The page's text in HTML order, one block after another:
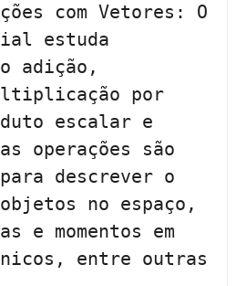
estuda
adição,
por
escalar e
operações são
descrever o
no espaço,
e momentos em
entre outras